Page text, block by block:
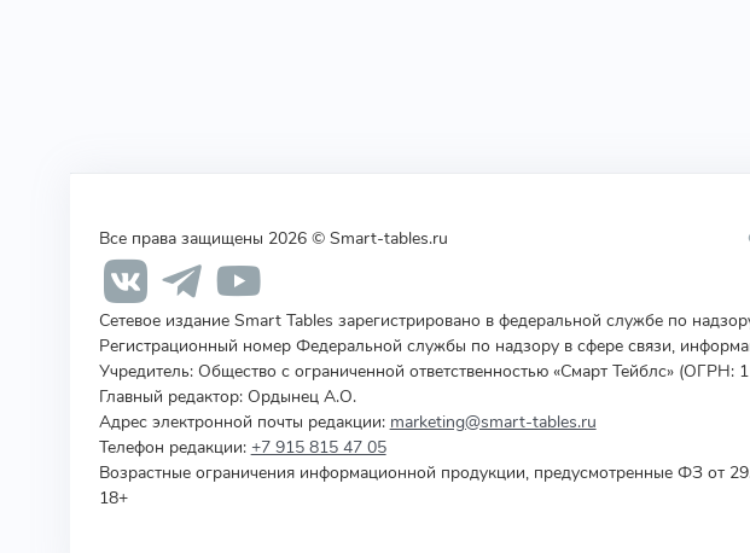
Все права защищены 2026 © Smart-tables.ru
Сетевое издание Smart Tables зарегистрировано в федеральной службе по
Регистрационный номер Федеральной службы по надзору в сфере связи,
Учредитель: Общество с ограниченной ответственностью «Смарт Тейблс» (ОГРН:
Главный редактор: Ордынец А.О.
Адрес электронной почты редакции: marketing@smart-tables.ru
Телефон редакции: +7 915 815 47 05
Возрастные ограничения информационной продукции, предусмотренные ФЗ от
18+